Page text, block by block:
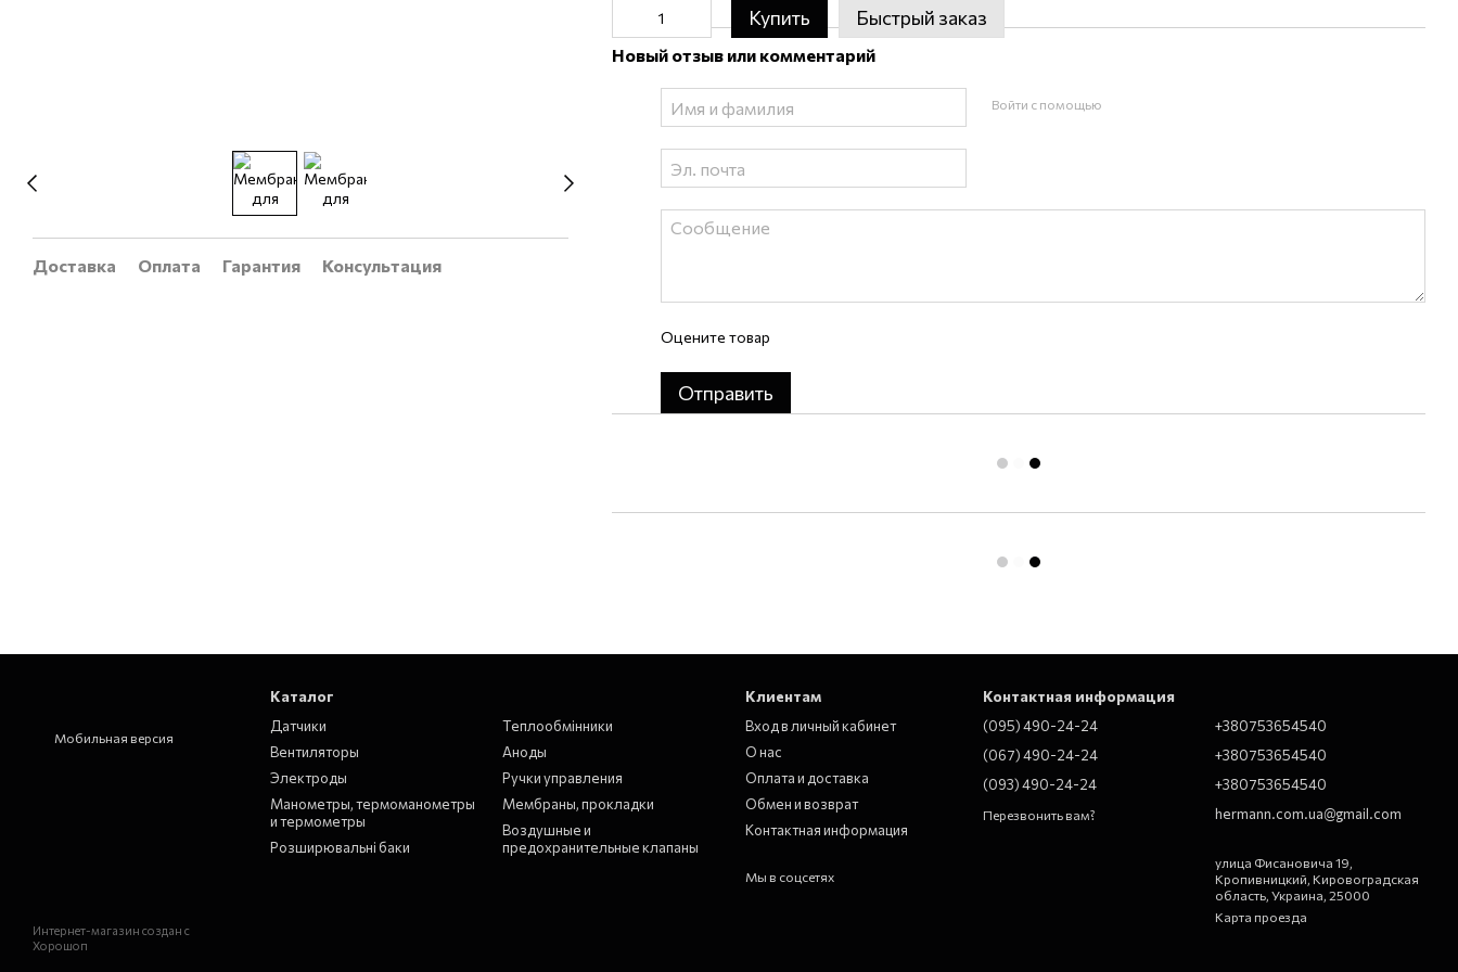
Доставка Оплата Гарантия Консультация
Купить Быстрый заказ
Новый отзыв или комментарий
Войти с помощью
Оцените товар
Отправить
Мобильная версия
Интернет-магазин создан с
Хорошоп
Каталог
Датчики
Вентиляторы
Электроды
Манометры, термоманометры
и термометры
Розширювальні баки
Теплообмінники
Аноды
Ручки управления
Мембраны, прокладки
Воздушные и
предохранительные клапаны
Клиентам
Вход в личный кабинет
О нас
Оплата и доставка
Обмен и возврат
Контактная информация
Мы в соцсетях
Контактная информация
(095) 490-24-24
(067) 490-24-24
(093) 490-24-24
Перезвонить вам?
+380753654540
+380753654540
+380753654540
hermann.com.ua@gmail.com
улица Фисановича 19,
Кропивницкий, Кировоградская
область, Украина, 25000
Карта проезда